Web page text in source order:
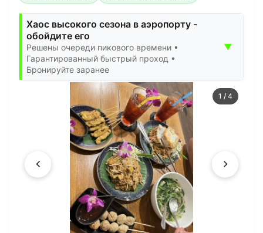
Хаос высокого сезона в аэропорту -
обойдите его
Решены очереди пикового времени •
Гарантированный быстрый проход •
Бронируйте заранее
▼
1 / 4